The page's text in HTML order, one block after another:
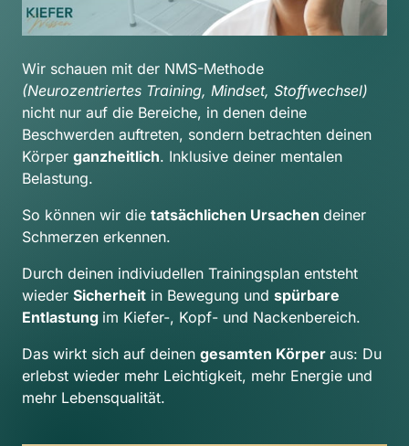
nicht nur auf die Bereiche, in denen deine
Beschwerden auftreten, sondern betrachten deinen
Körper ganzheitlich. Inklusive deiner mentalen
Belastung.
So können wir die tatsächlichen Ursachen deiner
Schmerzen erkennen.
Durch deinen indiviudellen Trainingsplan entsteht
wieder Sicherheit in Bewegung und spürbare
Entlastung im Kiefer-, Kopf- und Nackenbereich.
Das wirkt sich auf deinen gesamten Körper aus: Du
erlebst wieder mehr Leichtigkeit, mehr Energie und
mehr Lebensqualität.